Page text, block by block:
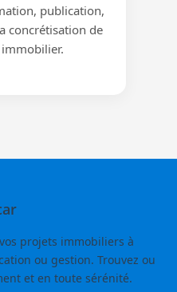
publication,
concrétisation de
projets immobiliers à
ou gestion. Trouvez ou
et en toute sérénité.